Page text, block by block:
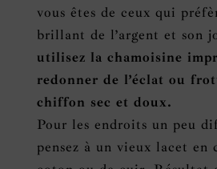
vous êtes de ceux qui
brillant de l’argent et son
utilisez la chamoisine
redonner de l’éclat ou
chiffon sec et doux.
Pour les endroits un peu
pensez à un vieux lacet